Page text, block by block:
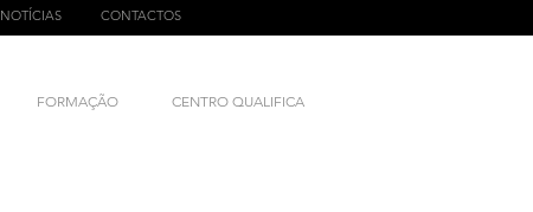
NOTÍCIAS CONTACTOS
FORMAÇÃO CENTRO QUALIFICA